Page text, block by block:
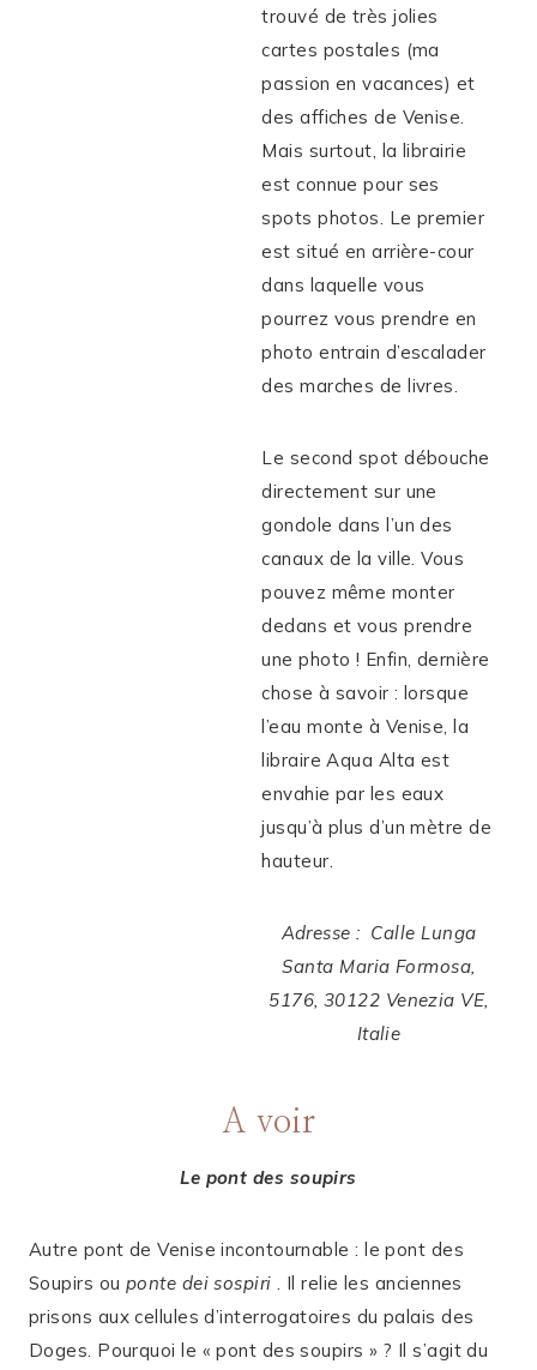
trouvé de très jolies
cartes postales (ma
passion en vacances) et
des affiches de Venise.
Mais surtout, la librairie
est connue pour ses
spots photos. Le premier
est situé en arrière-cour
dans laquelle vous
pourrez vous prendre en
photo entrain d’escalader
des marches de livres.
Le second spot débouche
directement sur une
gondole dans l’un des
canaux de la ville. Vous
pouvez même monter
dedans et vous prendre
une photo ! Enfin, dernière
chose à savoir : lorsque
l’eau monte à Venise, la
libraire Aqua Alta est
envahie par les eaux
jusqu’à plus d’un mètre de
hauteur.
Adresse : Calle Lunga
Santa Maria Formosa,
5176, 30122 Venezia VE,
Italie
A voir
Le pont des soupirs
Autre pont de Venise incontournable : le pont des
Soupirs ou ponte dei sospiri . Il relie les anciennes
prisons aux cellules d’interrogatoires du palais des
Doges. Pourquoi le « pont des soupirs » ? Il s’agit du